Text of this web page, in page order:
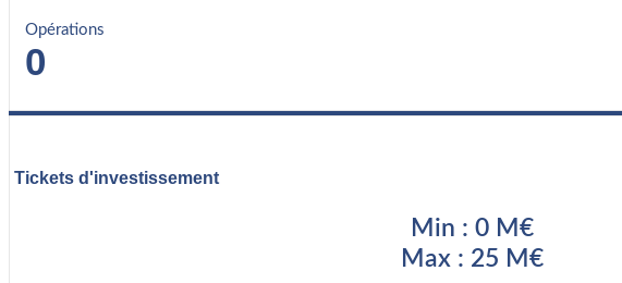
Opérations
0
Tickets d'investissement
Min : 0 M€
Max : 25 M€